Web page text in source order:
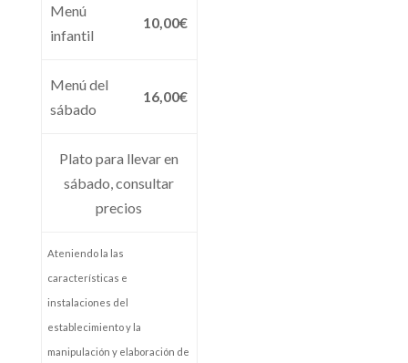
Menú
infantil
10,00€
Menú del
sábado
16,00€
Plato para llevar en
sábado, consultar
precios
Ateniendo la las
características e
instalaciones del
establecimiento y la
manipulación y elaboración de